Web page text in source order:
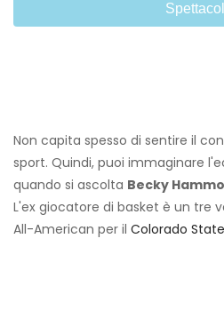
Non capita spesso di sentire il
sport. Quindi, puoi immaginare
quando si ascolta Becky
L'ex giocatore di basket è un tre
All-American per il Colorado